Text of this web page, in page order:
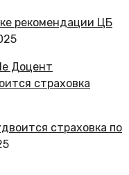
рекомендации ЦБ
страховка по